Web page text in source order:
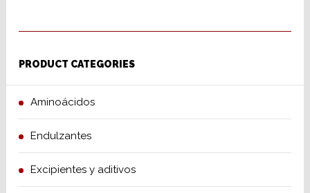
PRODUCT CATEGORIES
Aminoácidos
Endulzantes
Excipientes y aditivos